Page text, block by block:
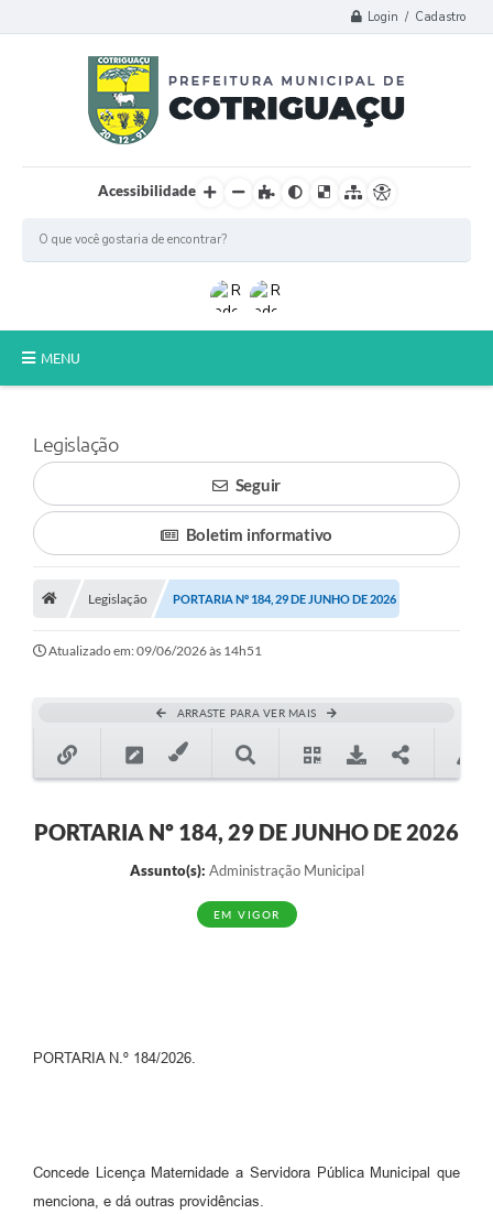
Login / Cadastro
Acessibilidade
MENU
Poder Legislativo
A Prefeitura
Município
Galeria de Fotos
Ouvidoria
Obras
Legislação
Seguir
Boletim informativo
Legislação PORTARIA Nº 184, 29 DE JUNHO DE 2026
Atualizado em: 09/06/2026 às 14h51
ARRASTE PARA VER MAIS
PORTARIA Nº 184, 29 DE JUNHO DE 2026
Assunto(s): Administração Municipal
EM VIGOR
PORTARIA N.º 184/2026.
Concede Licença Maternidade a Servidora Pública Municipal que
menciona, e dá outras providências.